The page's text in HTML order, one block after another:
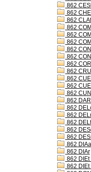
862
862
862 CLAt
862
862
862
862 CONl
862
862
862
862
862
862
862
862
862
862 DELt
862
862
862 DIAa
862 DIAr
862 DIEt
862 DIEt